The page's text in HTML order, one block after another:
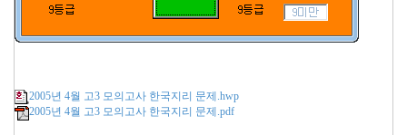
2005년 4월 고3 모의고사 한국지리 문제.hwp
2005년 4월 고3 모의고사 한국지리 문제.pdf